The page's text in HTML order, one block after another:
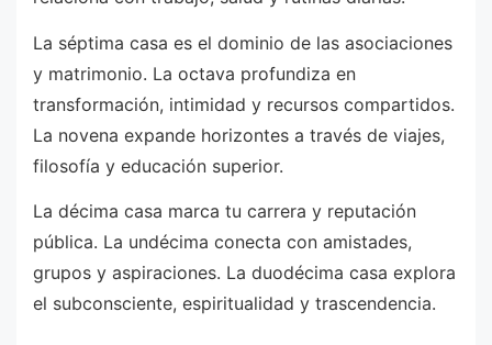
La séptima casa es el dominio de las asociaciones
y matrimonio. La octava profundiza en
transformación, intimidad y recursos compartidos.
La novena expande horizontes a través de viajes,
filosofía y educación superior.
La décima casa marca tu carrera y reputación
pública. La undécima conecta con amistades,
grupos y aspiraciones. La duodécima casa explora
el subconsciente, espiritualidad y trascendencia.